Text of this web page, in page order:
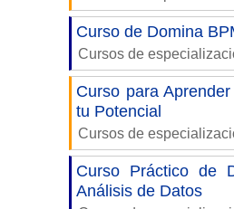
Curso de Domina
Cursos de
Curso para
tu Potencial
Cursos de
Curso Práctico de
Análisis de Datos